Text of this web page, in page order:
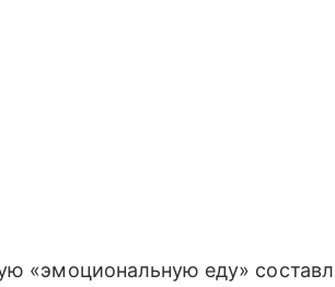
«эмоциональную еду»